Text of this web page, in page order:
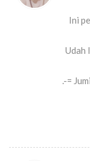
Ini
Udah
.-=